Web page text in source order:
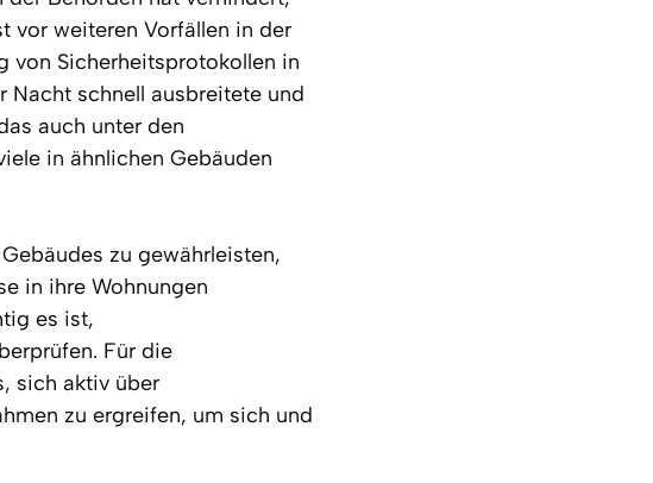
vor weiteren Vorfällen in der
von Sicherheitsprotokollen in
Nacht schnell ausbreitete und
auch unter den
in ähnlichen Gebäuden
zu gewährleisten,
in ihre Wohnungen
es ist,
Für die
sich aktiv über
zu ergreifen, um sich und